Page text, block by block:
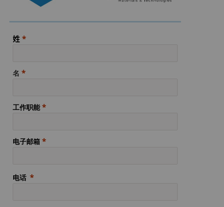
姓
名
工作职能
电子邮箱
电话